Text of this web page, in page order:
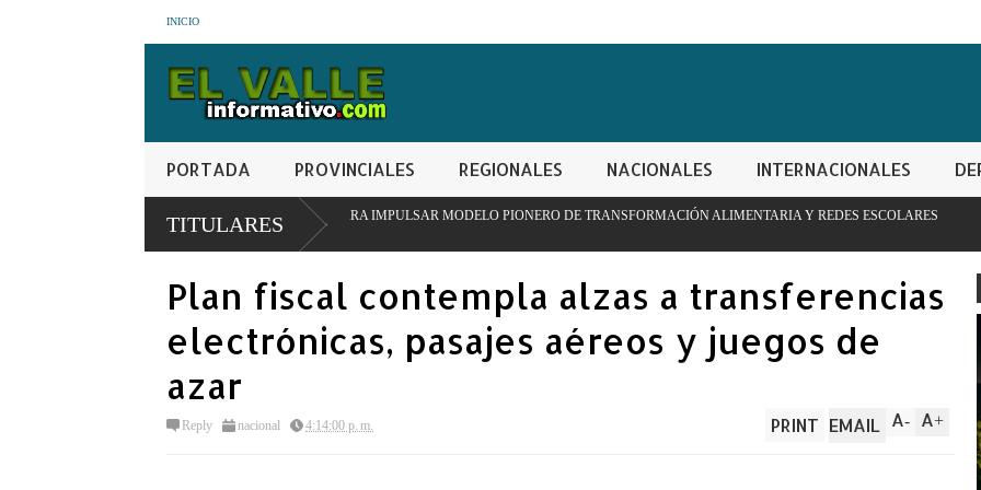
INICIO
PORTADA PROVINCIALES REGIONALES NACIONALES INTERNACIONALES
TITULARES
EN SAN JUAN PARA IMPULSAR MODELO PIONERO DE TRANSFORMACIÓN ALIMENTARIA Y REDES ESCOLARES
PN apresa
Plan fiscal contempla alzas a transferencias
electrónicas, pasajes aéreos y juegos de
azar
Reply nacional 4:14:00 p. m. A+
A-
PRINT EMAIL